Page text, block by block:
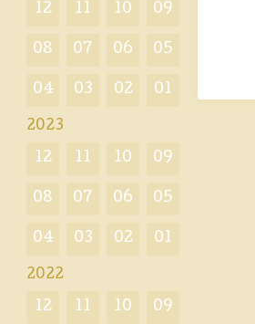
12 11 10 09
08 07 06 05
04 03 02 01
2023
12 11 10 09
08 07 06 05
04 03 02 01
2022
12 11 10 09